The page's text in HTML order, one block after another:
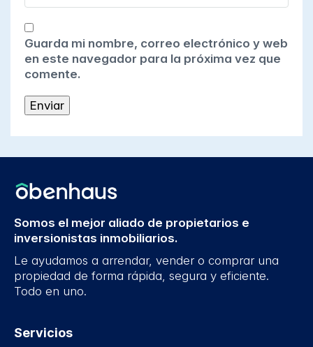
Guarda mi nombre, correo electrónico y web
en este navegador para la próxima vez que
comente.
Somos el mejor aliado de propietarios e
inversionistas inmobiliarios.
Le ayudamos a arrendar, vender o comprar una
propiedad de forma rápida, segura y eficiente.
Todo en uno.
Servicios